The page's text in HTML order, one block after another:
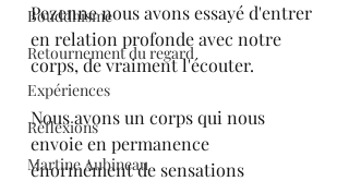
Bouddhisme
Retournement du regard
Expériences
Réflexions
Martine Aubineau
Pezenne nous avons essayé d'entrer
en relation profonde avec notre
corps, de vraiment l'écouter.
Nous avons un corps qui nous
envoie en permanence
énormément de sensations